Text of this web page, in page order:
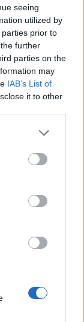
seeing
utilized by
prior to
further
parties on the
may
IAB’s List of
it to other
di questo
la linea editoriale
messaggi inclusi nei
singoli lettori che
I commenti
in automatico dal